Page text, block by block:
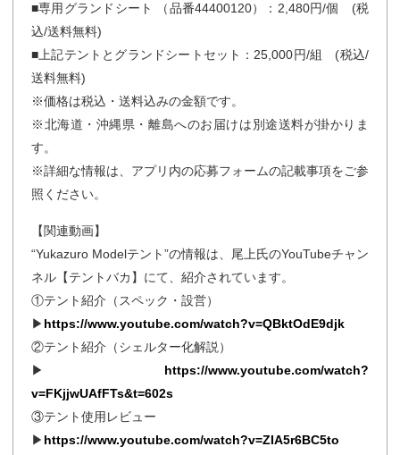
■専用グランドシート （品番44400120）：2,480円/個 (税
込/送料無料)
■上記テントとグランドシートセット：25,000円/組 (税込/
送料無料)
※価格は税込・送料込みの金額です。
※北海道・沖縄県・離島へのお届けは別途送料が掛かりま
す。
※詳細な情報は、アプリ内の応募フォームの記載事項をご参
照ください。
【関連動画】
“Yukazuro Modelテント”の情報は、尾上氏のYouTubeチャン
ネル【テントバカ】にて、紹介されています。
①テント紹介（スペック・設営）
▶ https://www.youtube.com/watch?v=QBktOdE9djk
②テント紹介（シェルター化解説）
▶ https://www.youtube.com/watch?
v=FKjjwUAfFTs&t=602s
③テント使用レビュー
▶ https://www.youtube.com/watch?v=ZIA5r6BC5to